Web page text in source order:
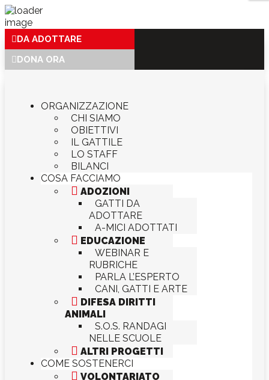
DA ADOTTARE
DONA ORA
ORGANIZZAZIONE
CHI SIAMO
OBIETTIVI
IL GATTILE
LO STAFF
BILANCI
COSA FACCIAMO
 ADOZIONI
GATTI DA
ADOTTARE
A-MICI ADOTTATI
 EDUCAZIONE
WEBINAR E
RUBRICHE
PARLA L’ESPERTO
CANI, GATTI E ARTE
 DIFESA DIRITTI
ANIMALI
S.O.S. RANDAGI
NELLE SCUOLE
 ALTRI PROGETTI
COME SOSTENERCI
 VOLONTARIATO